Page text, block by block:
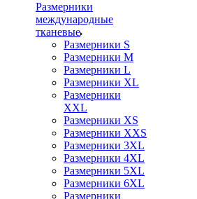
Размерники
международные
тканевые
Размерники S
Размерники M
Размерники L
Размерники XL
Размерники
XXL
Размерники XS
Размерники XXS
Размерники 3XL
Размерники 4XL
Размерники 5XL
Размерники 6XL
Размерники